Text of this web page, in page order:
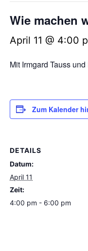
Wie machen
April 11 @ 4:00
Mit Irmgard Tauss
Zum Kalender
DETAILS
Datum:
April 11
Zeit:
4:00 pm - 6:00 pm